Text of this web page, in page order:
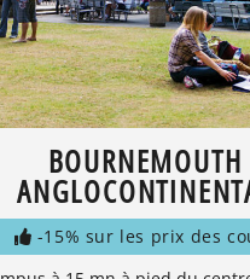
BOURNEMOUTH
-15% sur les prix des